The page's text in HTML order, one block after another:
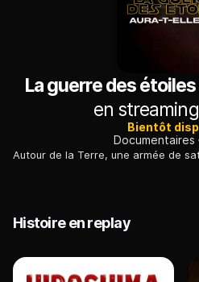
La guerre des
en
Bientôt
Documentaires
Histoire en replay